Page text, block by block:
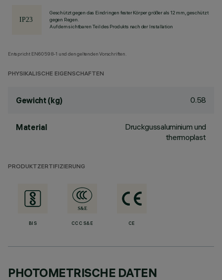
Geschützt gegen das Eindringen fester Körper größer als 12 mm, geschützt
gegen Regen.
Auf dem sichtbaren Teil des Produkts nach der Installation
Entspricht EN60598-1 und den geltenden Vorschriften.
PHYSIKALISCHE EIGENSCHAFTEN
Gewicht (kg) 0.58
Material
Druckgussaluminium und
thermoplast
PRODUKTZERTIFIZIERUNG
BIS CCC S&E CE
PHOTOMETRISCHE DATEN